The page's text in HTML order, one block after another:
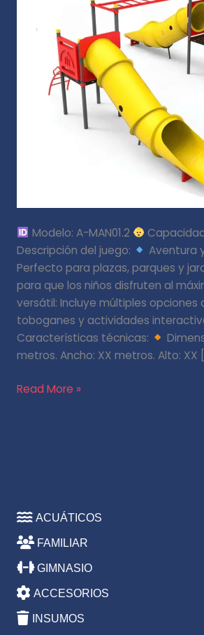
Modelo: A-MAN01.2
Descripción del juego:
Aventura
Perfecto para plazas, parques y
para que los niños disfruten al
versátil: Incluye múltiples opciones
toboganes y actividades
Características técnicas:
metros. Ancho: XX metros. Alto: XX
Read More »
ACUÁTICOS
FAMILIAR
GIMNASIO
ACCESORIOS
INSUMOS